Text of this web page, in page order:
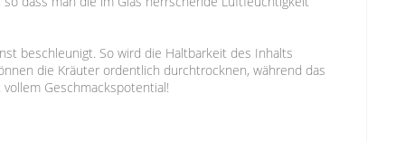
beschleunigt. So wird die Haltbarkeit des Inhalts
die Kräuter ordentlich durchtrocknen, während das
Geschmackspotential!